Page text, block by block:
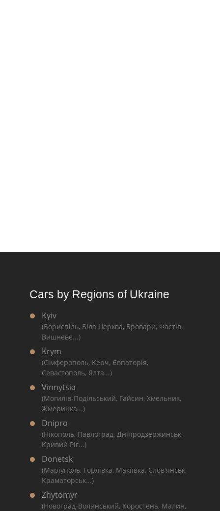
Cars by Regions of Ukraine
Kyiv
(Бориспіль, Біла Церква, Бровари, Фастів,
Вишневе...)
Krym
(Сімферополь, Керч, Євпаторія,
Севастополь, Ялта...)
Vinnytsia
(Могилів-Подільський, Гайсин, Хмельник,
Жмеринка...)
Dnipro
(Нікополь, Павлоград, Дніпродзержинськ,
Кривий Ріг...)
Donetsk
(Маріуполь, Горлівка, Макіївка, Слов'янськ,
Краматорськ...)
Zhytomyr
(Новоград-Волинський, Коростень, Малин,